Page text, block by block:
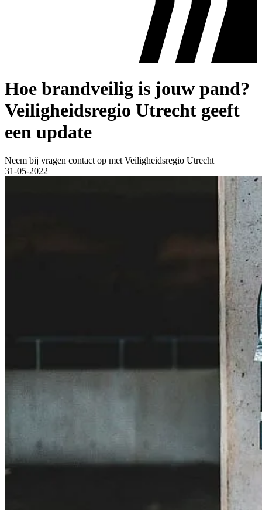
Hoe brandveilig is jouw pand?
Veiligheidsregio Utrecht geeft
een update
Neem bij vragen contact op met Veiligheidsregio Utrecht
31-05-2022